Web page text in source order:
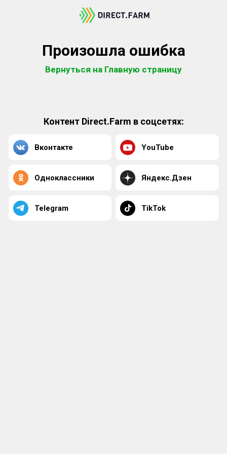
Произошла ошибка
Вернуться на Главную страницу
Контент Direct.Farm в соцсетях:
Вконтакте YouTube
Одноклассники Яндекс.Дзен
Telegram TikTok